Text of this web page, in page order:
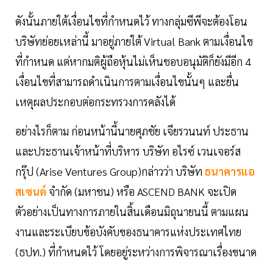
ดังนั้นภายใต้เงื่อนไขที่กำหนดไว้ ทางกลุ่มซีพีจะต้องโอน
บริษัทย่อยเหล่านี้ มาอยู่ภายใต้ Virtual Bank ตามเงื่อนไข
ที่กำหนด แต่หากมติผู้ถือหุ้นไม่เห็นชอบอนุมัติก็ยังมีอีก 4
เงื่อนไขที่สามารถดำเนินการตามเงื่อนไขนั้นๆ และยื่น
เหตุผลประกอบต่อกระทรวงการคลังได้
อย่างไรก็ตาม ก่อนหน้านี้นายศุภชัย เจียรวนนท์ ประธาน
และประธานเจ้าหน้าที่บริหาร บริษัท อไรซ์ เวนเจอร์ส
กรุ๊ป (Arise Ventures Group)กล่าวว่า บริษัท ธนาคารแอ
สเซนด์ จำกัด (มหาชน) หรือ ASCEND BANK จะเปิด
ตัวอย่างเป็นทางการภายในสิ้นเดือนมิถุนายนนี้ ตามแผน
งานและระเบียบข้อบังคับของธนาคารแห่งประเทศไทย
(ธปท.) ที่กำหนดไว้ โดยอยู่ระหว่างการพิจารณาเรื่องขนาด